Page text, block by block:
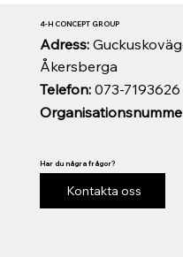
Telefon:073-7193626
Adress:
Åkersberga
4-H CONCEPT GROUP
Har du några frågor?
Kontakta oss